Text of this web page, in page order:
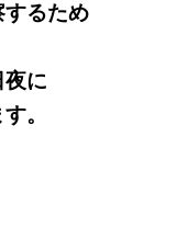
するため
夜に
。